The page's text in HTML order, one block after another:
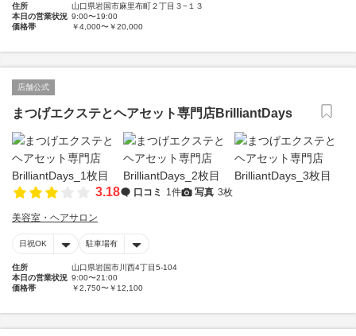
住所
山口県岩国市麻里布町２丁目３−１３
本日の営業状況 9:00〜19:00
価格帯
￥4,000〜￥20,000
店舗公式
まつげエクステとヘアセット専門店BrilliantDays
3.18 口コミ 1件 写真 3枚
美容室・ヘアサロン
日祝OK 駐車場有
住所
山口県岩国市川西4丁目5-104
本日の営業状況 9:00〜21:00
価格帯
￥2,750〜￥12,100